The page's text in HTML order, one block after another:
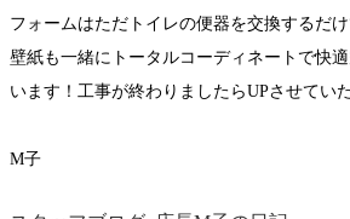
フォームはただトイレの便器を交換するだ
壁紙も一緒にトータルコーディネートで快
います！工事が終わりましたらUPさせてい
M子